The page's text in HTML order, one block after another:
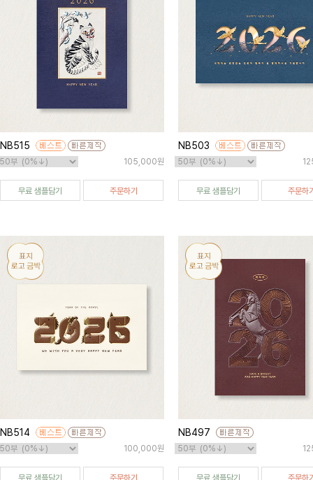
NB515
105,000원
무료 샘플담기 주문하기
NB503
무료 샘플담기 주문하
NB514
100,000원
무료 샘플담기 주문하기
NB497
무료 샘플담기 주문하